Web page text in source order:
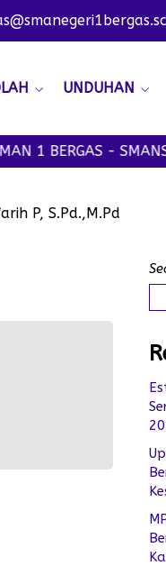
UNDUHAN
1 BERGAS -
P, S.Pd.,M.Pd